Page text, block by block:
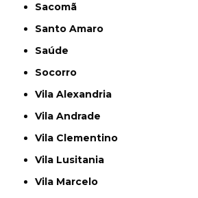
Sacomã
Santo Amaro
Saúde
Socorro
Vila Alexandria
Vila Andrade
Vila Clementino
Vila Lusitania
Vila Marcelo